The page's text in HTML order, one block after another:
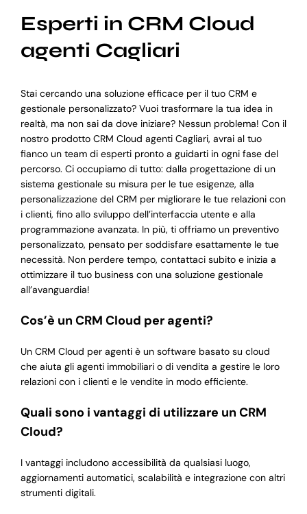
Esperti in CRM Cloud
agenti Cagliari
Stai cercando una soluzione efficace per il tuo CRM e
gestionale personalizzato? Vuoi trasformare la tua idea in
realtà, ma non sai da dove iniziare? Nessun problema! Con il
nostro prodotto CRM Cloud agenti Cagliari, avrai al tuo
fianco un team di esperti pronto a guidarti in ogni fase del
percorso. Ci occupiamo di tutto: dalla progettazione di un
sistema gestionale su misura per le tue esigenze, alla
personalizzazione del CRM per migliorare le tue relazioni con
i clienti, fino allo sviluppo dell’interfaccia utente e alla
programmazione avanzata. In più, ti offriamo un preventivo
personalizzato, pensato per soddisfare esattamente le tue
necessità. Non perdere tempo, contattaci subito e inizia a
ottimizzare il tuo business con una soluzione gestionale
all’avanguardia!
Cos’è un CRM Cloud per agenti?
Un CRM Cloud per agenti è un software basato su cloud
che aiuta gli agenti immobiliari o di vendita a gestire le loro
relazioni con i clienti e le vendite in modo efficiente.
Quali sono i vantaggi di utilizzare un CRM
Cloud?
I vantaggi includono accessibilità da qualsiasi luogo,
aggiornamenti automatici, scalabilità e integrazione con altri
strumenti digitali.